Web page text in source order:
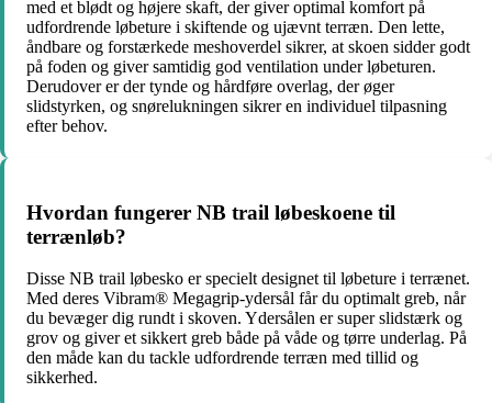
med et blødt og højere skaft, der giver optimal komfort på
udfordrende løbeture i skiftende og ujævnt terræn. Den lette,
åndbare og forstærkede meshoverdel sikrer, at skoen sidder godt
på foden og giver samtidig god ventilation under løbeturen.
Derudover er der tynde og hårdføre overlag, der øger
slidstyrken, og snørelukningen sikrer en individuel tilpasning
efter behov.
Hvordan fungerer NB trail løbeskoene til
terrænløb?
Disse NB trail løbesko er specielt designet til løbeture i terrænet.
Med deres Vibram® Megagrip-ydersål får du optimalt greb, når
du bevæger dig rundt i skoven. Ydersålen er super slidstærk og
grov og giver et sikkert greb både på våde og tørre underlag. På
den måde kan du tackle udfordrende terræn med tillid og
sikkerhed.